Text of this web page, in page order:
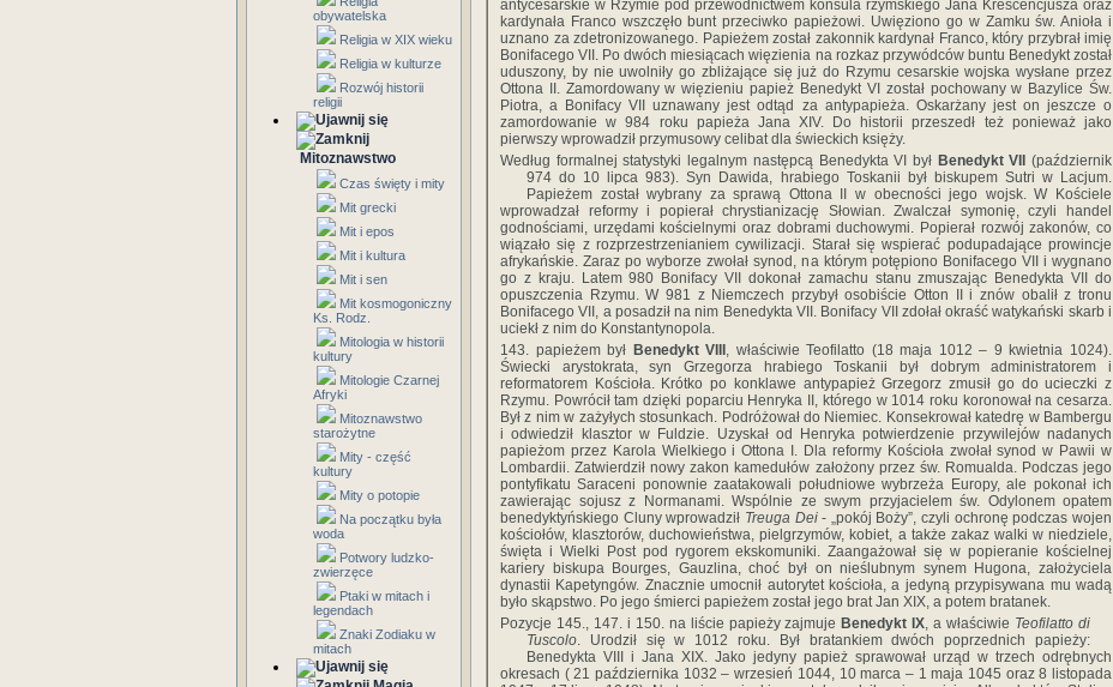
obywatelska
Religia w XIX wieku
Religia w kulturze
Rozwój historii
religii
Mitoznawstwo
Czas święty i mity
Mit grecki
Mit i epos
Mit i kultura
Mit i sen
Mit kosmogoniczny
Ks. Rodz.
Mitologia w historii
kultury
Mitologie Czarnej
Afryki
Mitoznawstwo
starożytne
Mity - część
kultury
Mity o potopie
Na początku była
woda
Potwory ludzko-
zwierzęce
Ptaki w mitach i
legendach
Znaki Zodiaku w
mitach
antycesarskie w Rzymie pod przewodnictwem konsula rzymskiego Jana Krescencjusza oraz
kardynała Franco wszczęło bunt przeciwko papieżowi. Uwięziono go w Zamku św. Anioła i
uznano za zdetronizowanego. Papieżem został zakonnik kardynał Franco, który przybrał imię
Bonifacego VII. Po dwóch miesiącach więzienia na rozkaz przywódców buntu Benedykt został
uduszony, by nie uwolniły go zbliżające się już do Rzymu cesarskie wojska wysłane przez
Ottona II. Zamordowany w więzieniu papież Benedykt VI został pochowany w Bazylice Św.
Piotra, a Bonifacy VII uznawany jest odtąd za antypapieża. Oskarżany jest on jeszcze o
zamordowanie w 984 roku papieża Jana XIV. Do historii przeszedł też ponieważ jako
pierwszy wprowadził przymusowy celibat dla świeckich księży.
Według formalnej statystyki legalnym następcą Benedykta VI był Benedykt VII
(październik
974 do 10 lipca 983). Syn Dawida, hrabiego Toskanii był biskupem Sutri w Lacjum.
Papieżem został wybrany za sprawą Ottona II w obecności jego wojsk. W Kościele
wprowadzał reformy i popierał chrystianizację Słowian. Zwalczał symonię, czyli handel
godnościami, urzędami kościelnymi oraz dobrami duchowymi. Popierał rozwój zakonów, co
wiązało się z rozprzestrzenianiem cywilizacji. Starał się wspierać podupadające prowincje
afrykańskie. Zaraz po wyborze zwołał synod, na którym potępiono Bonifacego VII i wygnano
go z kraju. Latem 980 Bonifacy VII dokonał zamachu stanu zmuszając Benedykta VII do
opuszczenia Rzymu. W 981 z Niemczech przybył osobiście Otton II i znów obalił z tronu
Bonifacego VII, a posadził na nim Benedykta VII. Bonifacy VII zdołał okraść watykański skarb i
uciekł z nim do Konstantynopola.
143. papieżem był Benedykt VIII , właściwie Teofilatto (18 maja 1012 – 9 kwietnia 1024).
Świecki arystokrata, syn Grzegorza hrabiego Toskanii był dobrym administratorem i
reformatorem Kościoła. Krótko po konklawe antypapież Grzegorz zmusił go do ucieczki z
Rzymu. Powrócił tam dzięki poparciu Henryka II, którego w 1014 roku koronował na cesarza.
Był z nim w zażyłych stosunkach. Podróżował do Niemiec. Konsekrował katedrę w Bambergu
i odwiedził klasztor w Fuldzie. Uzyskał od Henryka potwierdzenie przywilejów nadanych
papieżom przez Karola Wielkiego i Ottona I. Dla reformy Kościoła zwołał synod w Pawii w
Lombardii. Zatwierdził nowy zakon kamedułów założony przez św. Romualda. Podczas jego
pontyfikatu Saraceni ponownie zaatakowali południowe wybrzeża Europy, ale pokonał ich
zawierając sojusz z Normanami. Wspólnie ze swym przyjacielem św. Odylonem opatem
benedyktyńskiego Cluny wprowadził Treuga Dei- „pokój Boży”, czyli ochronę podczas wojen
kościołów, klasztorów, duchowieństwa, pielgrzymów, kobiet, a także zakaz walki w niedziele,
święta i Wielki Post pod rygorem ekskomuniki. Zaangażował się w popieranie kościelnej
kariery biskupa Bourges, Gauzlina, choć był on nieślubnym synem Hugona, założyciela
dynastii Kapetyngów. Znacznie umocnił autorytet kościoła, a jedyną przypisywana mu wadą
było skąpstwo. Po jego śmierci papieżem został jego brat Jan XIX, a potem bratanek.
Pozycje 145., 147. i 150. na liście papieży zajmuje Benedykt IX, a właściwie Teofilatto di
Tuscolo. Urodził się w 1012 roku. Był bratankiem dwóch poprzednich papieży:
Benedykta VIII i Jana XIX. Jako jedyny papież sprawował urząd w trzech odrębnych
okresach ( 21 października 1032 – wrzesień 1044, 10 marca – 1 maja 1045 oraz 8 listopada